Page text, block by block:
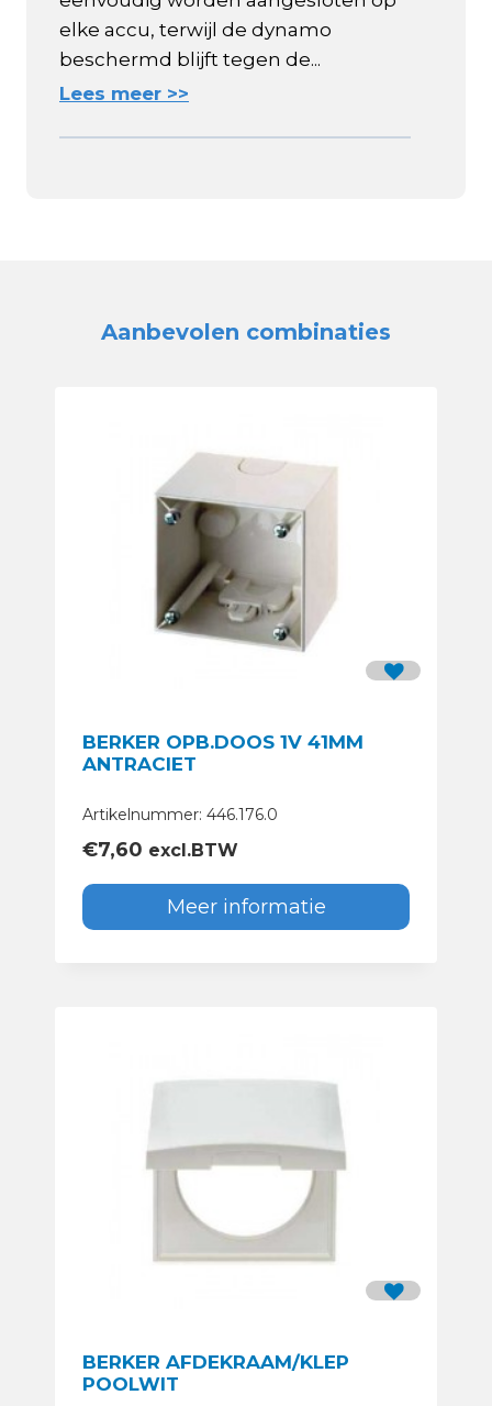
elke accu, terwijl de dynamo
beschermd blijft tegen de...
Lees meer >>
Aanbevolen combinaties
BERKER OPB.DOOS 1V 41MM
ANTRACIET
Artikelnummer: 446.176.0
€7,60 excl.BTW
Meer informatie
BERKER AFDEKRAAM/KLEP
POOLWIT